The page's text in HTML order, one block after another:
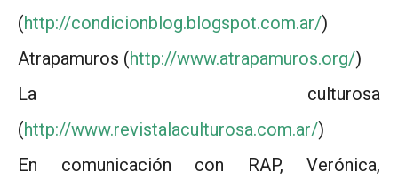
(http://condicionblog.blogspot.com.ar/)
Atrapamuros (http://www.atrapamuros.org/)
La culturosa
(http://www.revistalaculturosa.com.ar/)
En comunicación con RAP, Verónica,